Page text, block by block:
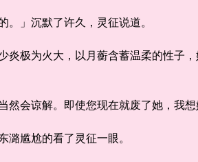
」沉默了许久，灵征说道。
极为火大，以月蘅含蓄温柔的性子
会谅解。即使您现在就废了她，我想
尴尬的看了灵征一眼。